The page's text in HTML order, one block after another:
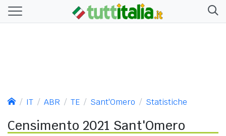
IT ABR TE Sant'Omero Statistiche
Censimento 2021 Sant'Omero